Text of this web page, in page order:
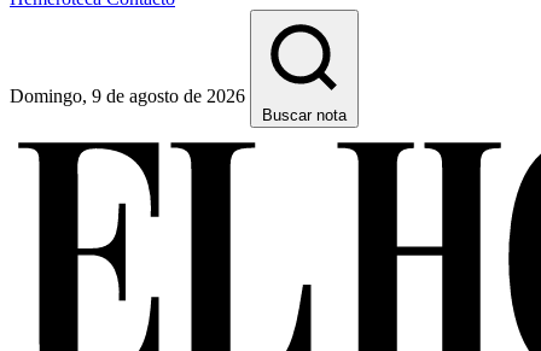
Domingo, 9 de agosto de 2026
Buscar nota